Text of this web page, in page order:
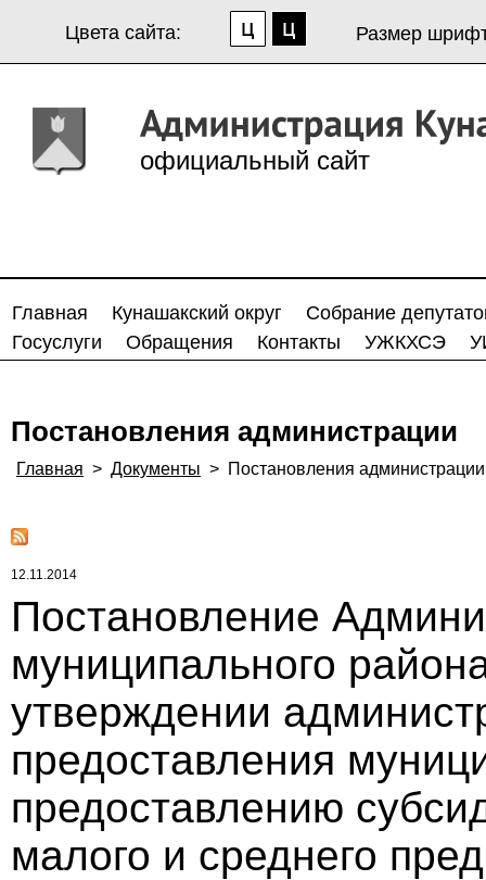
Цвета сайта: Размер
официальный сайт
Главная Кунашакский округ
Собрание
Госуслуги
Обращения Контакты УЖКХСЭ
Постановления администрации
Главная > Документы > Постановления администрации
12.11.2014
Постановление
муниципального
утверждении
предоставления
предоставлению
малого и среднего